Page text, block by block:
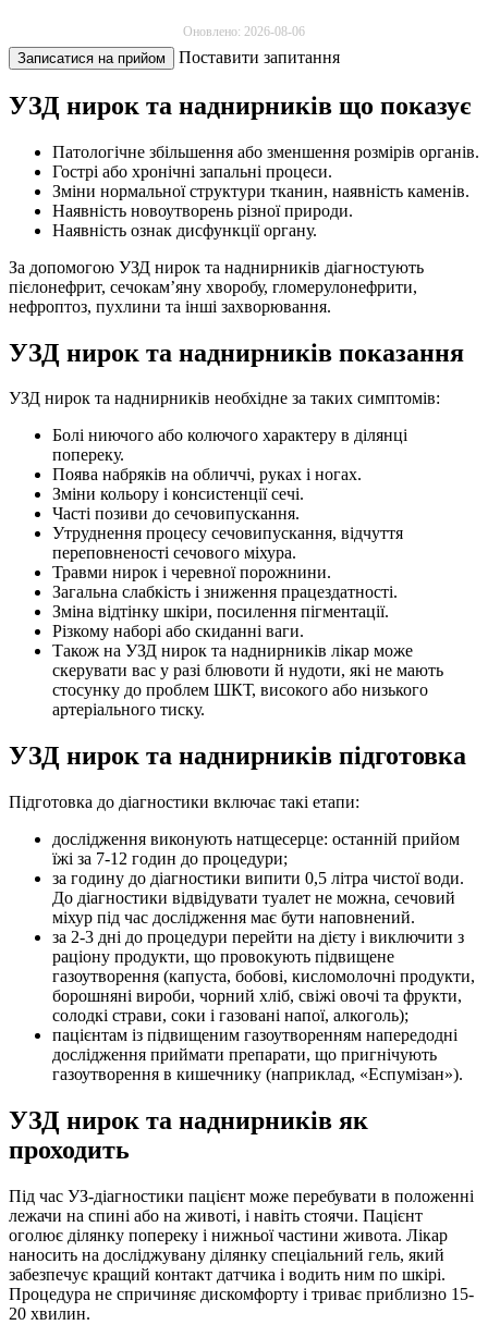
Оновлено: 2026-08-06
Записатися на прийом Поставити запитання
УЗД нирок та наднирників що показує
Патологічне збільшення або зменшення розмірів органів.
Гострі або хронічні запальні процеси.
Зміни нормальної структури тканин, наявність каменів.
Наявність новоутворень різної природи.
Наявність ознак дисфункції органу.
За допомогою УЗД нирок та наднирників діагностують
пієлонефрит, сечокам’яну хворобу, гломерулонефрити,
нефроптоз, пухлини та інші захворювання.
УЗД нирок та наднирників показання
УЗД нирок та наднирників необхідне за таких симптомів:
Болі ниючого або колючого характеру в ділянці
попереку.
Поява набряків на обличчі, руках і ногах.
Зміни кольору і консистенції сечі.
Часті позиви до сечовипускання.
Утруднення процесу сечовипускання, відчуття
переповненості сечового міхура.
Травми нирок і черевної порожнини.
Загальна слабкість і зниження працездатності.
Зміна відтінку шкіри, посилення пігментації.
Різкому наборі або скиданні ваги.
Також на УЗД нирок та наднирників лікар може
скерувати вас у разі блювоти й нудоти, які не мають
стосунку до проблем ШКТ, високого або низького
артеріального тиску.
УЗД нирок та наднирників підготовка
Підготовка до діагностики включає такі етапи:
дослідження виконують натщесерце: останній прийом
їжі за 7-12 годин до процедури;
за годину до діагностики випити 0,5 літра чистої води.
До діагностики відвідувати туалет не можна, сечовий
міхур під час дослідження має бути наповнений.
за 2-3 дні до процедури перейти на дієту і виключити з
раціону продукти, що провокують підвищене
газоутворення (капуста, бобові, кисломолочні продукти,
борошняні вироби, чорний хліб, свіжі овочі та фрукти,
солодкі страви, соки і газовані напої, алкоголь);
пацієнтам із підвищеним газоутворенням напередодні
дослідження приймати препарати, що пригнічують
газоутворення в кишечнику (наприклад, «Еспумізан»).
УЗД нирок та наднирників як
проходить
Під час УЗ-діагностики пацієнт може перебувати в положенні
лежачи на спині або на животі, і навіть стоячи. Пацієнт
оголює ділянку попереку і нижньої частини живота. Лікар
наносить на досліджувану ділянку спеціальний гель, який
забезпечує кращий контакт датчика і водить ним по шкірі.
Процедура не спричиняє дискомфорту і триває приблизно 15-
20 хвилин.